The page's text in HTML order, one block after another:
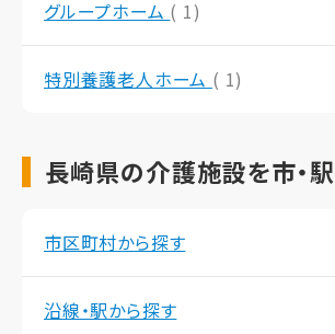
グループホーム ( 1)
特別養護老人ホーム ( 1)
長崎県の介護施設を市・
市区町村から探す
沿線・駅から探す